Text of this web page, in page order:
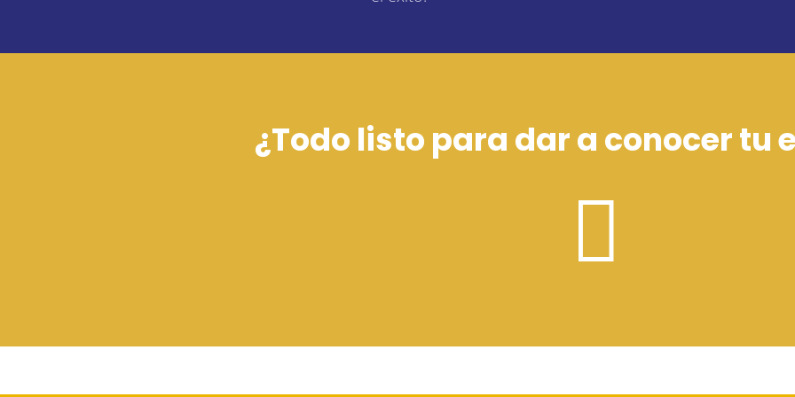
¿Todo listo para dar a conocer tu
